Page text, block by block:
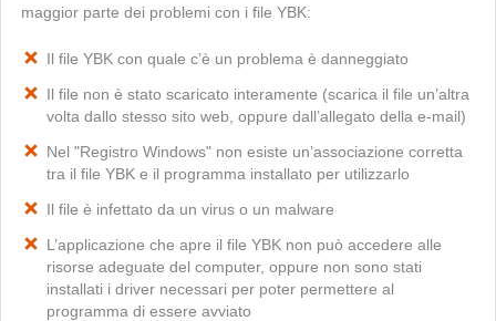
maggior parte dei problemi con i file YBK:
Il file YBK con quale c’è un problema è danneggiato
Il file non è stato scaricato interamente (scarica il file un’altra
volta dallo stesso sito web, oppure dall’allegato della e-mail)
Nel "Registro Windows" non esiste un’associazione corretta
tra il file YBK e il programma installato per utilizzarlo
Il file è infettato da un virus o un malware
L’applicazione che apre il file YBK non può accedere alle
risorse adeguate del computer, oppure non sono stati
installati i driver necessari per poter permettere al
programma di essere avviato